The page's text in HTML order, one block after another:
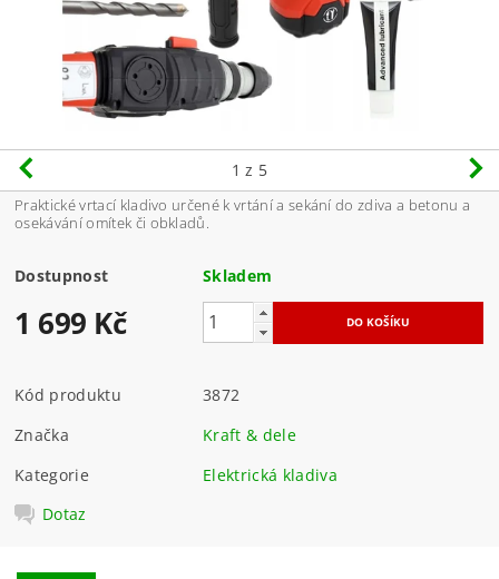
1 z 5
Praktické vrtací kladivo určené k vrtání a sekání do zdiva a betonu a
osekávání omítek či obkladů.
Dostupnost Skladem
1 699 Kč
Kód produktu
3872
Značka
Kraft & dele
Kategorie
Elektrická kladiva
Dotaz